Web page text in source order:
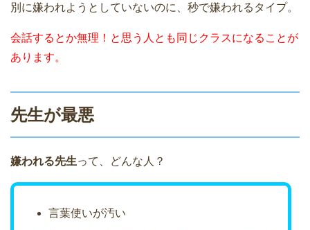
別に嫌われようとしていないのに、秒で嫌われるタイプ。
会話するとか無理！と思う人とも同じクラスになることが
あります。
先生が最悪
嫌われる先生って、どんな人？
言葉使いが汚い